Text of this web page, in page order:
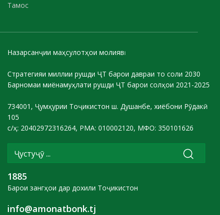
Тамос
Назарсанҷии маҳсулотҳои молиявӣ
Стратегияи миллии рушди ҶТ барои давраи то соли 2030
Барномаи миёнамуҳлати рушди ҶТ барои солҳои 2021-2025
734001, Ҷумҳурии Тоҷикистон ш. Душанбе, хиёбони Рӯдакӣ
105
с/ҳ: 20402972316264, РМА: 010002120, МФО: 350101626
1885
Барои зангҳои дар дохили Тоҷикистон
info@amonatbonk.tj